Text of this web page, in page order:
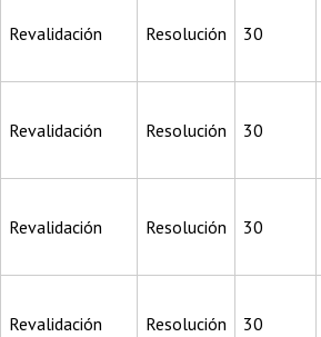
Revalidación Resolución 30
Revalidación Resolución 30
Revalidación Resolución 30
Revalidación Resolución 30